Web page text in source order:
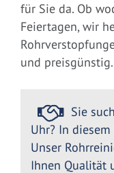
für Sie da. Ob
Feiertagen, wir
und preisgünstig.
Sie
Uhr? In
Unser
Ihnen Qualität